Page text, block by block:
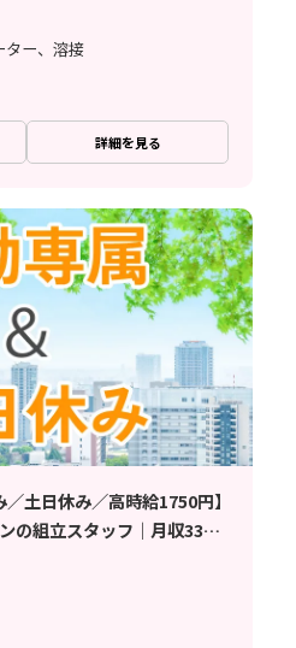
ター、溶接
詳細を見る
／土日休み／高時給1750円】
の組立スタッフ｜月収33万
〈埼玉県鴻巣市〉